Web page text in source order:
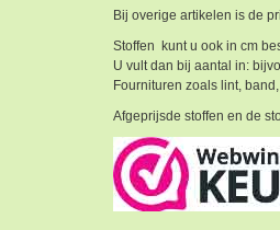
Bij overige artikelen is de
Stoffen kunt u ook in cm
U vult dan bij aantal in:
Fournituren zoals lint,
Afgeprijsde stoffen en de